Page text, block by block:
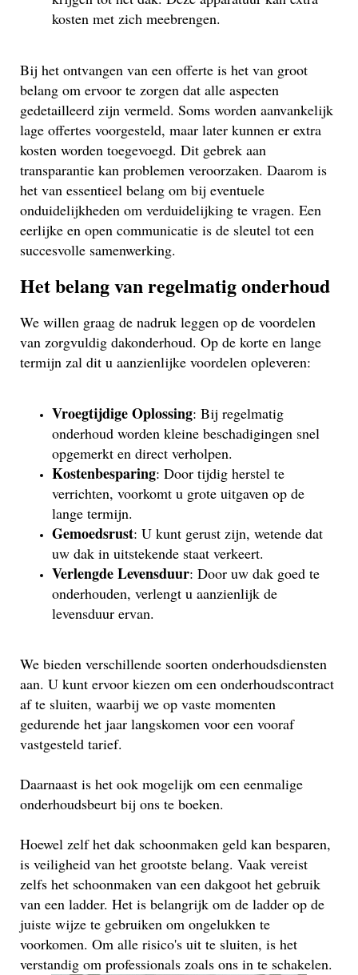
kosten met zich meebrengen.
Bij het ontvangen van een offerte is het van groot
belang om ervoor te zorgen dat alle aspecten
gedetailleerd zijn vermeld. Soms worden aanvankelijk
lage offertes voorgesteld, maar later kunnen er extra
kosten worden toegevoegd. Dit gebrek aan
transparantie kan problemen veroorzaken. Daarom is
het van essentieel belang om bij eventuele
onduidelijkheden om verduidelijking te vragen. Een
eerlijke en open communicatie is de sleutel tot een
succesvolle samenwerking.
Het belang van regelmatig onderhoud
We willen graag de nadruk leggen op de voordelen
van zorgvuldig dakonderhoud. Op de korte en lange
termijn zal dit u aanzienlijke voordelen opleveren:
Vroegtijdige Oplossing: Bij regelmatig
onderhoud worden kleine beschadigingen snel
opgemerkt en direct verholpen.
Kostenbesparing: Door tijdig herstel te
verrichten, voorkomt u grote uitgaven op de
lange termijn.
Gemoedsrust: U kunt gerust zijn, wetende dat
uw dak in uitstekende staat verkeert.
Verlengde Levensduur: Door uw dak goed te
onderhouden, verlengt u aanzienlijk de
levensduur ervan.
We bieden verschillende soorten onderhoudsdiensten
aan. U kunt ervoor kiezen om een onderhoudscontract
af te sluiten, waarbij we op vaste momenten
gedurende het jaar langskomen voor een vooraf
vastgesteld tarief.
Daarnaast is het ook mogelijk om een eenmalige
onderhoudsbeurt bij ons te boeken.
Hoewel zelf het dak schoonmaken geld kan besparen,
is veiligheid van het grootste belang. Vaak vereist
zelfs het schoonmaken van een dakgoot het gebruik
van een ladder. Het is belangrijk om de ladder op de
juiste wijze te gebruiken om ongelukken te
voorkomen. Om alle risico's uit te sluiten, is het
verstandig om professionals zoals ons in te schakelen.